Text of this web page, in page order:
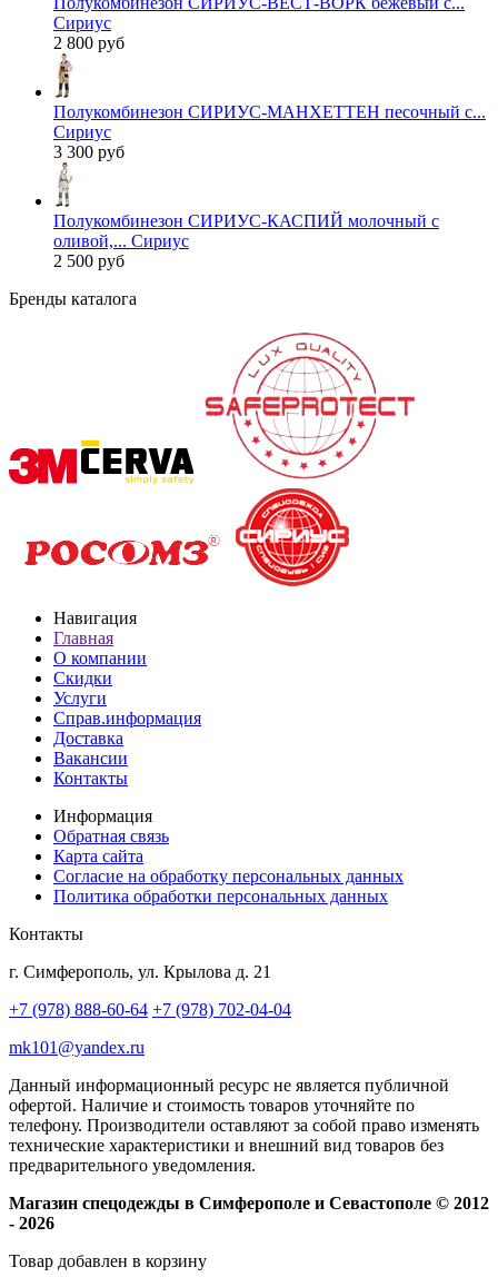
Сириус
2 800 руб
Полукомбинезон СИРИУС-МАНХЕТТЕН песочный с...
Сириус
3 300 руб
Полукомбинезон СИРИУС-КАСПИЙ молочный с
оливой,... Сириус
2 500 руб
Бренды каталога
Навигация
Главная
О компании
Скидки
Услуги
Справ.информация
Доставка
Вакансии
Контакты
Информация
Обратная связь
Карта сайта
Согласие на обработку персональных данных
Политика обработки персональных данных
Контакты
г. Симферополь, ул. Крылова д. 21
+7 (978) 888-60-64 +7 (978) 702-04-04
mk101@yandex.ru
Данный информационный ресурс не является публичной
офертой. Наличие и стоимость товаров уточняйте по
телефону. Производители оставляют за собой право изменять
технические характеристики и внешний вид товаров без
предварительного уведомления.
Магазин спецодежды в Симферополе и Севастополе © 2012
- 2026
Товар добавлен в корзину